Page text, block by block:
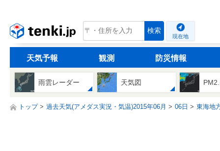
tenki.jp 検索
現在地
天気予報 観測 防災情報
雨雲レーダー 天気図
トップ 過去天気(アメダス実況・気温)2015年06月 06日 東海地